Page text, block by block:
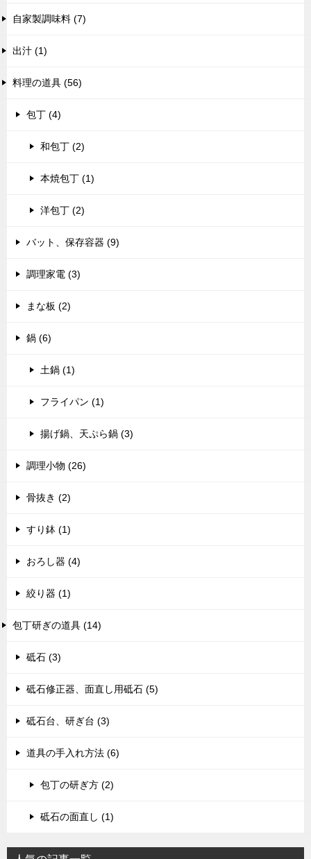
自家製調味料 (7)
出汁 (1)
料理の道具 (56)
包丁 (4)
和包丁 (2)
本焼包丁 (1)
洋包丁 (2)
バット、保存容器 (9)
調理家電 (3)
まな板 (2)
鍋 (6)
土鍋 (1)
フライパン (1)
揚げ鍋、天ぷら鍋 (3)
調理小物 (26)
骨抜き (2)
すり鉢 (1)
おろし器 (4)
絞り器 (1)
包丁研ぎの道具 (14)
砥石 (3)
砥石修正器、面直し用砥石 (5)
砥石台、研ぎ台 (3)
道具の手入れ方法 (6)
包丁の研ぎ方 (2)
砥石の面直し (1)